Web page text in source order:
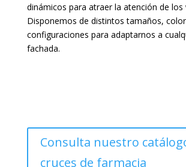
dinámicos para atraer la atención de los
Disponemos de distintos tamaños,
configuraciones para adaptarnos a
fachada.
Consulta nuestro
cruces de farmacia